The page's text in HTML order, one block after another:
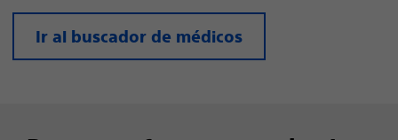
Ir al buscador de médicos